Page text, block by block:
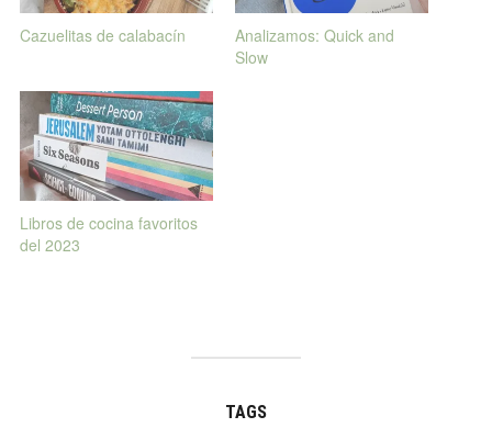
Cazuelitas de calabacín
Analizamos: Quick and
Slow
Libros de cocina favoritos
del 2023
TAGS